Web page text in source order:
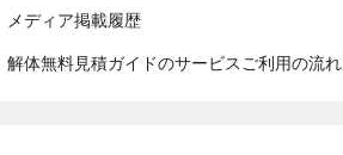
メディア掲載履歴
解体無料見積ガイドのサービスご利用の流れ